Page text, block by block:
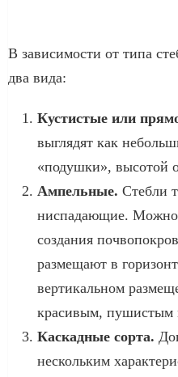
В зависимости от типа
два вида:
Кустистые или
выглядят как
«подушки», высотой
Ампельные. Стебли
ниспадающие. Можно
создания
размещают в
вертикальном
красивым, пушистым
Каскадные сорта.
нескольким